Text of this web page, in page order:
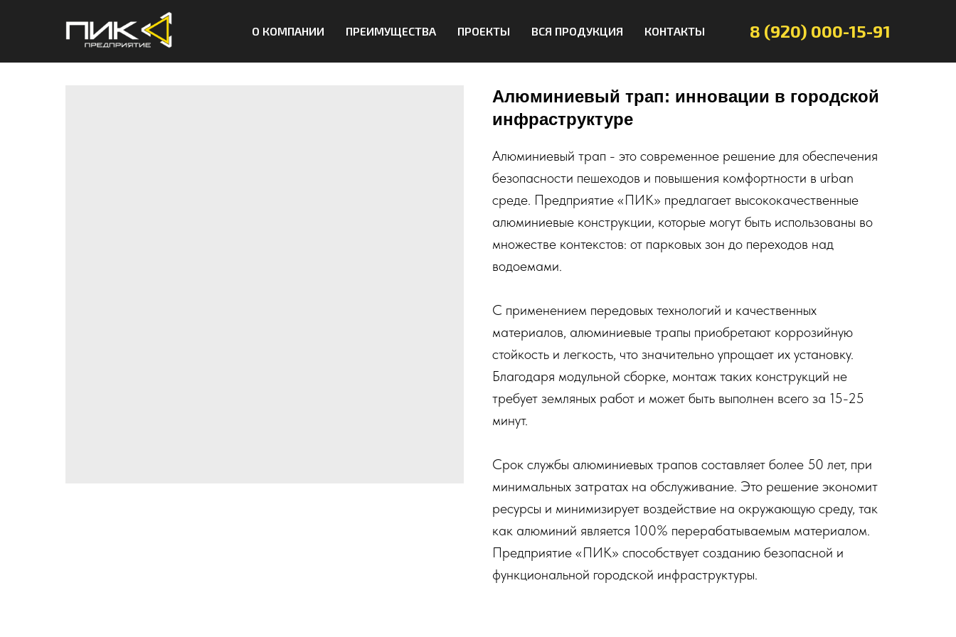
О КОМПАНИИ ПРЕИМУЩЕСТВА ПРОЕКТЫ ВСЯ ПРОДУКЦИЯ КОНТАКТЫ 8 (920) 000-15-91
Алюминиевый трап: инновации в городской
инфраструктуре
Алюминиевый трап - это современное решение для обеспечения
безопасности пешеходов и повышения комфортности в urban
среде. Предприятие «ПИК» предлагает высококачественные
алюминиевые конструкции, которые могут быть использованы во
множестве контекстов: от парковых зон до переходов над
водоемами.
С применением передовых технологий и качественных
материалов, алюминиевые трапы приобретают коррозийную
стойкость и легкость, что значительно упрощает их установку.
Благодаря модульной сборке, монтаж таких конструкций не
требует земляных работ и может быть выполнен всего за 15-25
минут.
Срок службы алюминиевых трапов составляет более 50 лет, при
минимальных затратах на обслуживание. Это решение экономит
ресурсы и минимизирует воздействие на окружающую среду, так
как алюминий является 100% перерабатываемым материалом.
Предприятие «ПИК» способствует созданию безопасной и
функциональной городской инфраструктуры.